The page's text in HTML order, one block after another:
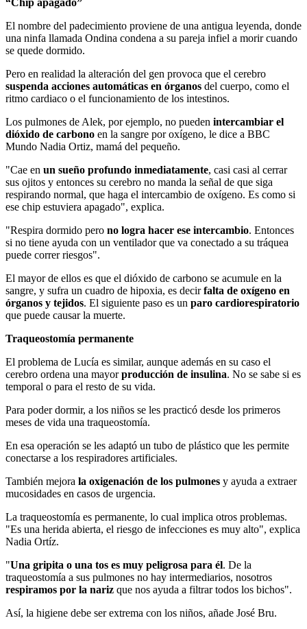
El nombre del padecimiento proviene de una antigua leyenda, donde
una ninfa llamada Ondina condena a su pareja infiel a morir cuando
se quede dormido.
Pero en realidad la alteración del gen provoca que el cerebro
suspenda acciones automáticas en órganos del cuerpo, como el
ritmo cardiaco o el funcionamiento de los intestinos.
Los pulmones de Alek, por ejemplo, no pueden intercambiar el
dióxido de carbono en la sangre por oxígeno, le dice a BBC
Mundo Nadia Ortiz, mamá del pequeño.
"Cae en un sueño profundo inmediatamente, casi casi al cerrar
sus ojitos y entonces su cerebro no manda la señal de que siga
respirando normal, que haga el intercambio de oxígeno. Es como si
ese chip estuviera apagado", explica.
"Respira dormido pero no logra hacer ese intercambio. Entonces
si no tiene ayuda con un ventilador que va conectado a su tráquea
puede correr riesgos".
El mayor de ellos es que el dióxido de carbono se acumule en la
sangre, y sufra un cuadro de hipoxia, es decirfalta de oxígeno en
órganos y tejidos. El siguiente paso es un paro cardiorespiratorio
que puede causar la muerte.
Traqueostomía permanente
El problema de Lucía es similar, aunque además en su caso el
cerebro ordena una mayorproducción de insulina. No se sabe si es
temporal o para el resto de su vida.
Para poder dormir, a los niños se les practicó desde los primeros
meses de vida una traqueostomía.
En esa operación se les adaptó un tubo de plástico que les permite
conectarse a los respiradores artificiales.
También mejora la oxigenación de los pulmones y ayuda a extraer
mucosidades en casos de urgencia.
La traqueostomía es permanente, lo cual implica otros problemas.
"Es una herida abierta, el riesgo de infecciones es muy alto", explica
Nadia Ortíz.
"Una gripita o una tos es muy peligrosa para él. De la
traqueostomía a sus pulmones no hay intermediarios, nosotros
respiramos por la nariz que nos ayuda a filtrar todos los bichos".
Así, la higiene debe ser extrema con los niños, añade José Bru.